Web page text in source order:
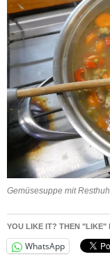
Gemüsesuppe mit
YOU LIKE IT? THEN "LIKE"
WhatsApp